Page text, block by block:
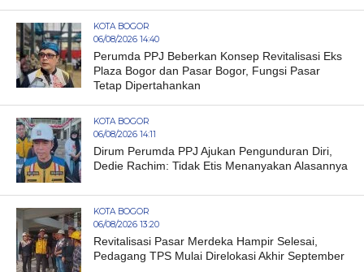
KOTA BOGOR
06/08/2026 14:40
Perumda PPJ Beberkan Konsep Revitalisasi Eks
Plaza Bogor dan Pasar Bogor, Fungsi Pasar
Tetap Dipertahankan
KOTA BOGOR
06/08/2026 14:11
Dirum Perumda PPJ Ajukan Pengunduran Diri,
Dedie Rachim: Tidak Etis Menanyakan Alasannya
KOTA BOGOR
06/08/2026 13:20
Revitalisasi Pasar Merdeka Hampir Selesai,
Pedagang TPS Mulai Direlokasi Akhir September